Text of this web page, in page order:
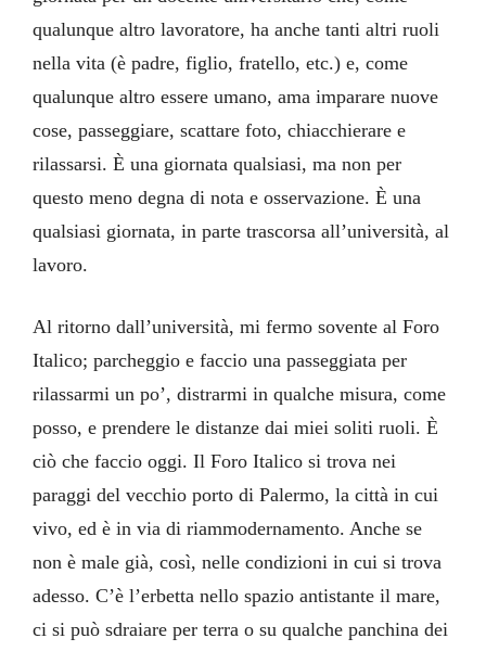
qualunque altro lavoratore, ha anche tanti altri ruoli
nella vita (è padre, figlio, fratello, etc.) e, come
qualunque altro essere umano, ama imparare nuove
cose, passeggiare, scattare foto, chiacchierare e
rilassarsi. È una giornata qualsiasi, ma non per
questo meno degna di nota e osservazione. È una
qualsiasi giornata, in parte trascorsa all’università, al
lavoro.
Al ritorno dall’università, mi fermo sovente al Foro
Italico; parcheggio e faccio una passeggiata per
rilassarmi un po’, distrarmi in qualche misura, come
posso, e prendere le distanze dai miei soliti ruoli. È
ciò che faccio oggi. Il Foro Italico si trova nei
paraggi del vecchio porto di Palermo, la città in cui
vivo, ed è in via di riammodernamento. Anche se
non è male già, così, nelle condizioni in cui si trova
adesso. C’è l’erbetta nello spazio antistante il mare,
ci si può sdraiare per terra o su qualche panchina dei